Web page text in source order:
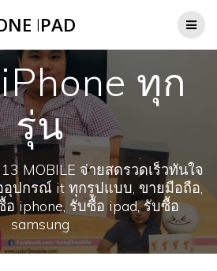
to
IPAD
ทุก
รุ่น
MOBILE จ่ายสดรวดเร็วทันใจ
ปกรณ์ it ทุกรูปแบบ, ขายมือถือ,
iphone, รับซื้อ ipad, รับซื้อ
samsung